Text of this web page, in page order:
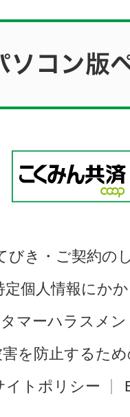
びき・ご契約の
個人情報にか
マーハラスメ
を防止するた
イトポリシー